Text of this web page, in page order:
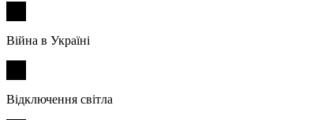
Війна в Україні
Відключення світла